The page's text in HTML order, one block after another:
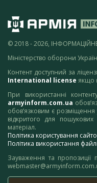
© 2018 - 2026,
Міністерство оборони
Контент доступний за
International license якщо
При використанні
armyinform.com.ua
обов’язковим є
відкритого для
матеріал.
Політика користування
Політика використання
Зауваження та пропозиції